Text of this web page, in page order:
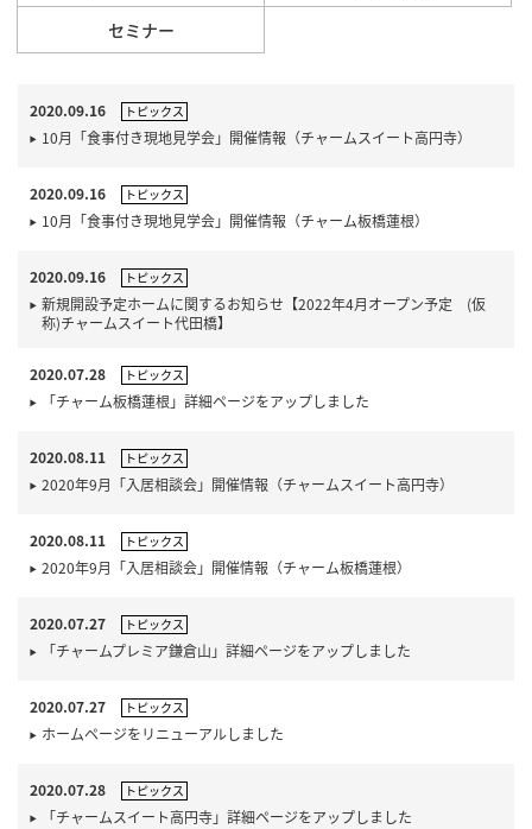
セミナー
2020.09.16 トピックス
10月「食事付き現地見学会」開催情報（チャームスイート高円寺）
2020.09.16 トピックス
10月「食事付き現地見学会」開催情報（チャーム板橋蓮根）
2020.09.16 トピックス
新規開設予定ホームに関するお知らせ【2022年4月オープン予定 (仮
称)チャームスイート代田橋】
2020.07.28 トピックス
「チャーム板橋蓮根」詳細ページをアップしました
2020.08.11 トピックス
2020年9月「入居相談会」開催情報（チャームスイート高円寺）
2020.08.11 トピックス
2020年9月「入居相談会」開催情報（チャーム板橋蓮根）
2020.07.27 トピックス
「チャームプレミア鎌倉山」詳細ページをアップしました
2020.07.27 トピックス
ホームページをリニューアルしました
2020.07.28 トピックス
「チャームスイート高円寺」詳細ページをアップしました